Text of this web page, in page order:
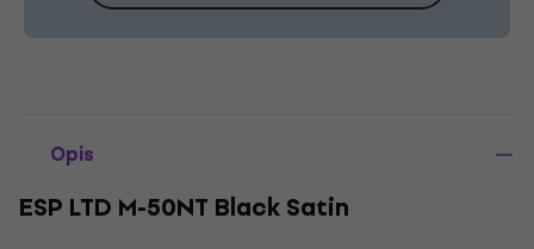
Opis
ESP LTD M-50NT Black Satin